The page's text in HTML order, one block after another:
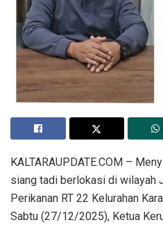
KALTARAUPDATE.COM –
siang tadi berlokasi di wilayah
Perikanan RT 22 Kelurahan
Sabtu (27/12/2025), Ketua